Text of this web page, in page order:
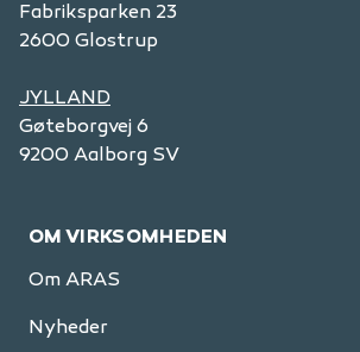
Fabriksparken 23
2600 Glostrup
JYLLAND
Gøteborgvej 6
9200 Aalborg SV
OM VIRKSOMHEDEN
Om ARAS
Nyheder